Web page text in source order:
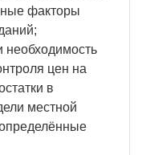
факторы
необходимость
цен на
в
местной